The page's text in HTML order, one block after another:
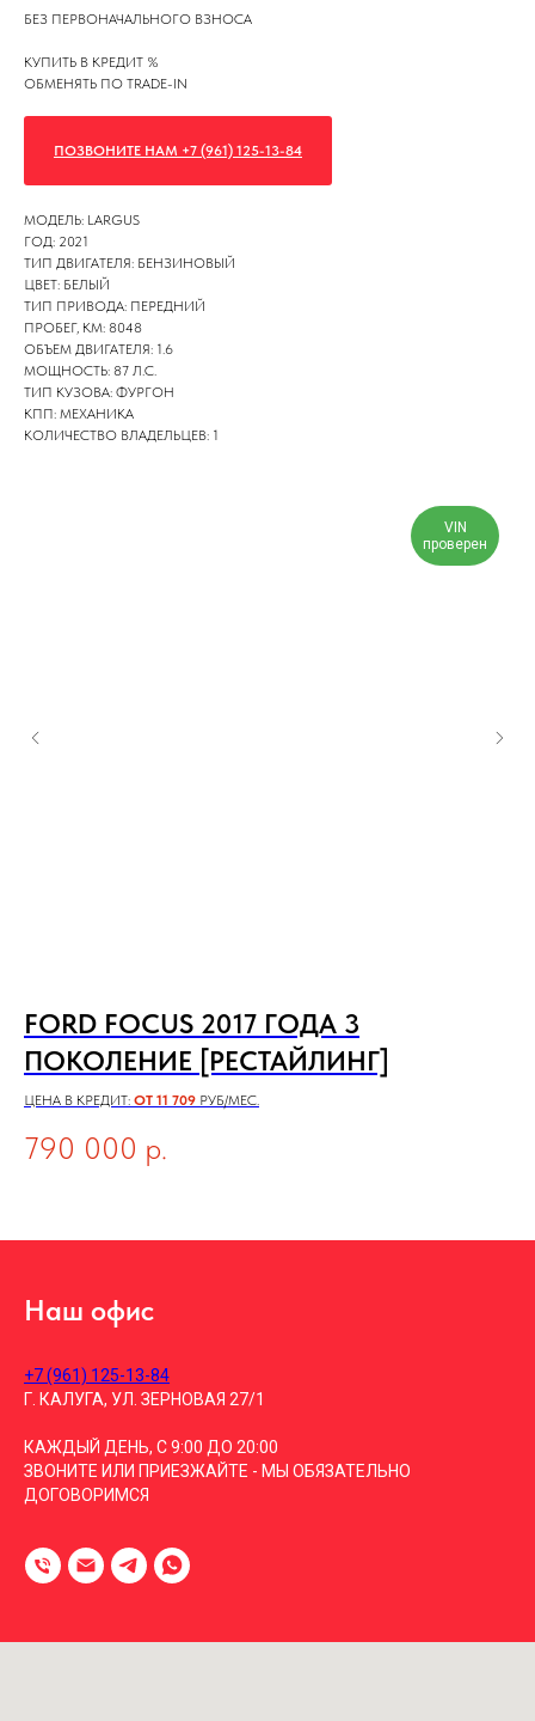
БЕЗ ПЕРВОНАЧАЛЬНОГО ВЗНОСА
КУПИТЬ В КРЕДИТ %
ОБМЕНЯТЬ ПО TRADE-IN
ПОЗВОНИТЕ НАМ +7 (961) 125-13-84
МОДЕЛЬ: LARGUS
ГОД: 2021
ТИП ДВИГАТЕЛЯ: БЕНЗИНОВЫЙ
ЦВЕТ: БЕЛЫЙ
ТИП ПРИВОДА: ПЕРЕДНИЙ
ПРОБЕГ, КМ: 8048
ОБЪЕМ ДВИГАТЕЛЯ: 1.6
МОЩНОСТЬ: 87 Л.С.
ТИП КУЗОВА: ФУРГОН
КПП: МЕХАНИКА
КОЛИЧЕСТВО ВЛАДЕЛЬЦЕВ: 1
VIN
проверен
FORD FOCUS 2017 ГОДА 3
ПОКОЛЕНИЕ [РЕСТАЙЛИНГ]
ЦЕНА В КРЕДИТ: ОТ 11 709 РУБ/МЕС.
790 000 р.
Наш офис
+7 (961) 125-13-84
Г. КАЛУГА, УЛ. ЗЕРНОВАЯ 27/1
КАЖДЫЙ ДЕНЬ, С 9:00 ДО 20:00
ЗВОНИТЕ ИЛИ ПРИЕЗЖАЙТЕ - МЫ ОБЯЗАТЕЛЬНО
ДОГОВОРИМСЯ